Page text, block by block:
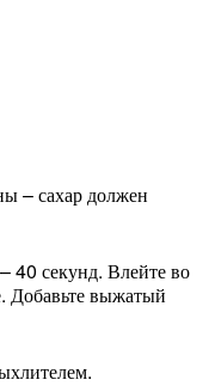
– сахар должен
40 секунд. Влейте во
Добавьте выжатый